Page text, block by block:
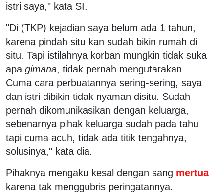
istri saya," kata SI.
"Di (TKP) kejadian saya belum ada 1 tahun,
karena pindah situ kan sudah bikin rumah di
situ. Tapi istilahnya korban mungkin tidak suka
apa gimana, tidak pernah mengutarakan.
Cuma cara perbuatannya sering-sering, saya
dan istri dibikin tidak nyaman disitu. Sudah
pernah dikomunikasikan dengan keluarga,
sebenarnya pihak keluarga sudah pada tahu
tapi cuma acuh, tidak ada titik tengahnya,
solusinya," kata dia.
Pihaknya mengaku kesal dengan sang mertua
karena tak menggubris peringatannya.